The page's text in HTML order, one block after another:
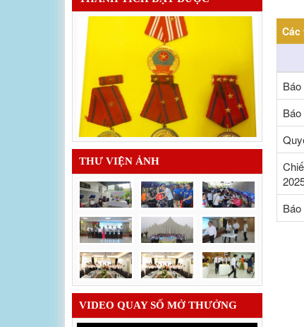
THƯ VIỆN ẢNH
VIDEO QUAY SỐ MỞ THƯỞNG